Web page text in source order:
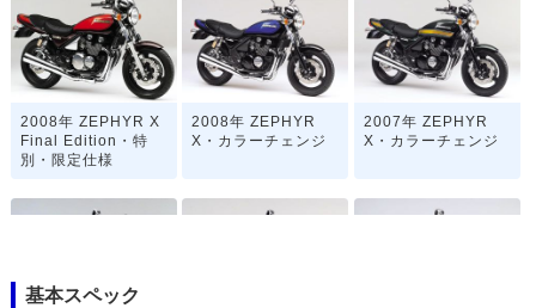
2008年 ZEPHYR X
Final Edition・特
別・限定仕様
2008年 ZEPHYR
X・カラーチェンジ
2007年 ZEPHYR
X・カラーチェンジ
基本スペック